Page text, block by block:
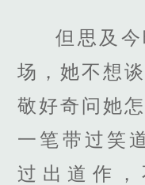
但思及
场，她不想
敬好奇问她
一笔带过笑
过出道作